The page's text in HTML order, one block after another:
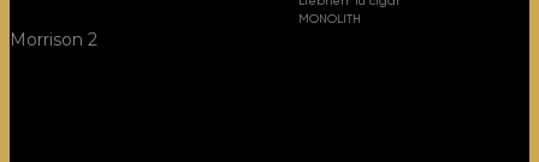
MONOLITH
Morrison 2